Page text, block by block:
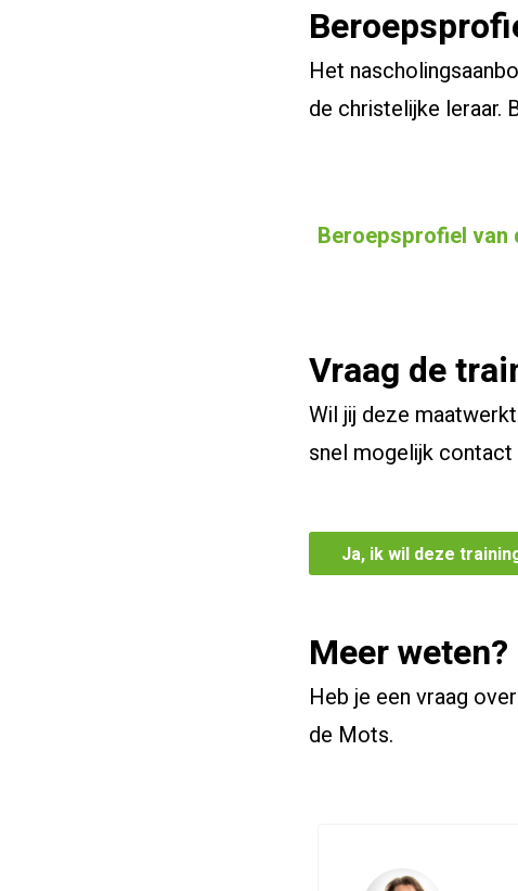
Het
de christelijke leraar.
Beroepsprofiel van
Vraag de
Wil jij deze
snel mogelijk
Ja, ik wil deze
Meer weten?
Heb je een vraag
de Mots.